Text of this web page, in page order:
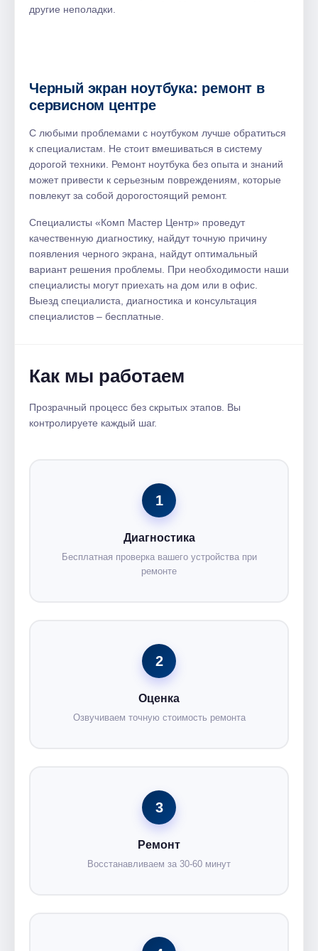
другие неполадки.
Черный экран ноутбука: ремонт в
сервисном центре
С любыми проблемами с ноутбуком лучше обратиться
к специалистам. Не стоит вмешиваться в систему
дорогой техники. Ремонт ноутбука без опыта и знаний
может привести к серьезным повреждениям, которые
повлекут за собой дорогостоящий ремонт.
Специалисты «Комп Мастер Центр» проведут
качественную диагностику, найдут точную причину
появления черного экрана, найдут оптимальный
вариант решения проблемы. При необходимости наши
специалисты могут приехать на дом или в офис.
Выезд специалиста, диагностика и консультация
специалистов – бесплатные.
Как мы работаем
Прозрачный процесс без скрытых этапов. Вы
контролируете каждый шаг.
1
Диагностика
Бесплатная проверка вашего устройства при
ремонте
2
Оценка
Озвучиваем точную стоимость ремонта
3
Ремонт
Восстанавливаем за 30-60 минут